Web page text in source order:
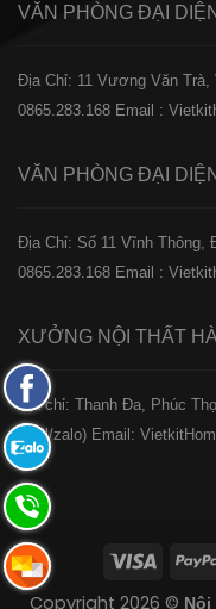
VĂN PHÒNG ĐẠI DIỆN
Địa Chỉ: 11 Vương Văn Trà,
0865.283.168 Email :
VĂN PHÒNG ĐẠI DIỆN
Địa Chỉ: Số 11 Vĩnh Thông,
0865.283.168 Email :
XƯỞNG NỘI THẤT
️Địa chỉ: Thanh Đa, Phúc
(Call/zalo) Email:
Copyright 2026 © Nội
Fanpage
Facebook
Zalo:
0865.283.168
Hotline:
0865.283.168
Hotline: